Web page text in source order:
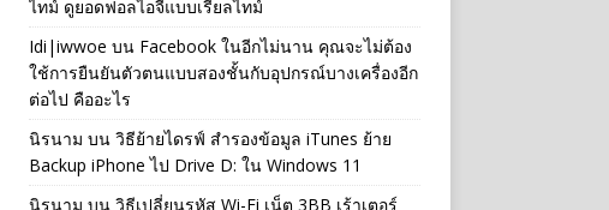
ไทม์ ดูยอดฟอลไอจีแบบเรียลไทม์
Idi|iwwoe บน Facebook ในอีกไม่นาน คุณจะไม่ต้อง
ใช้การยืนยันตัวตนแบบสองชั้นกับอุปกรณ์บางเครื่องอีก
ต่อไป คืออะไร
นิรนาม บน วิธีย้ายไดรฟ์ สำรองข้อมูล iTunes ย้าย
Backup iPhone ไป Drive D: ใน Windows 11
นิรนาม บน วิธีเปลี่ยนรหัส Wi-Fi เน็ต 3BB เร้าเตอร์